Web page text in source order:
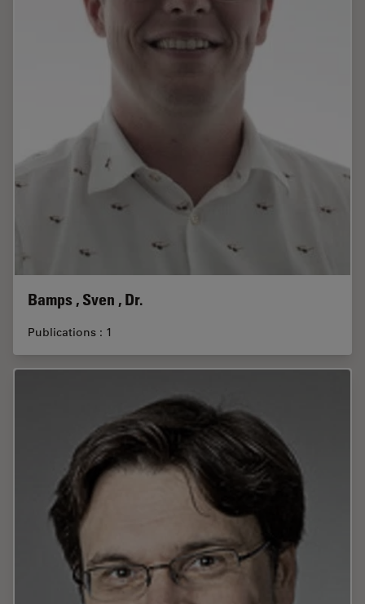
Bamps , Sven , Dr.
Publications : 1